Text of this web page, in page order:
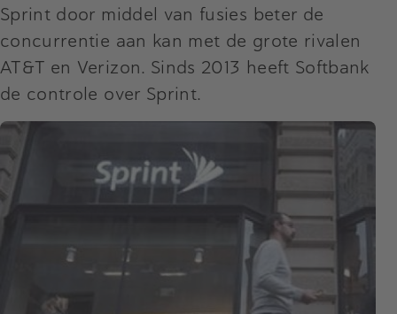
Sprint door middel van fusies beter de
concurrentie aan kan met de grote rivalen
AT&T en Verizon. Sinds 2013 heeft Softbank
de controle over Sprint.